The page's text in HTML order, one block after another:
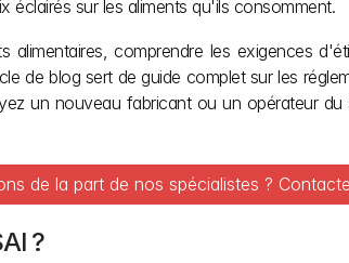
éclairés sur les aliments qu'ils consomment.
alimentaires, comprendre les exigences
de blog sert de guide complet sur les
un nouveau fabricant ou un opérateur
de la part de nos spécialistes ?
?